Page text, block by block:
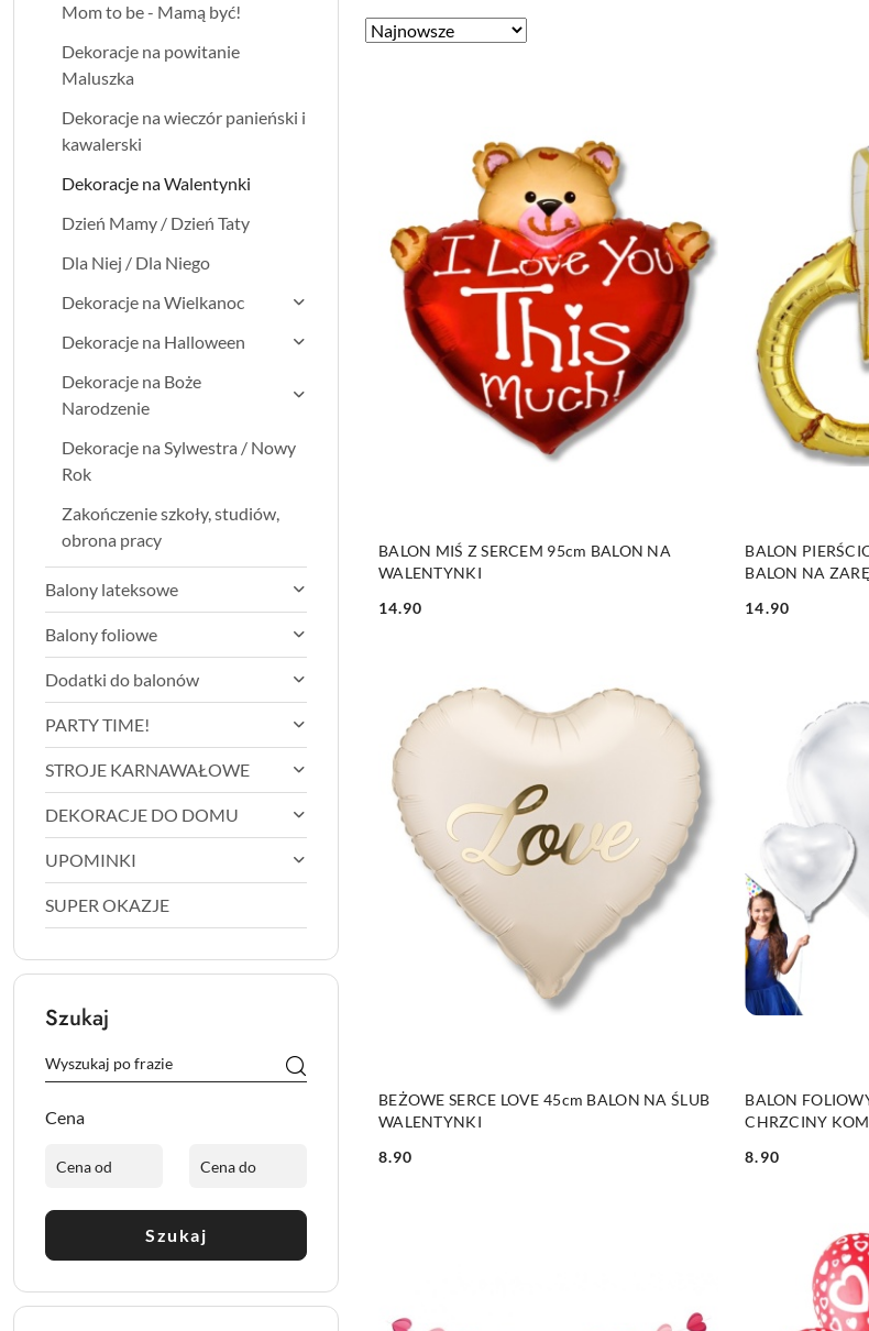
Mom to be - Mamą być!
Dekoracje na powitanie
Maluszka
Dekoracje na wieczór panieński i
kawalerski
Dekoracje na Walentynki
Dzień Mamy / Dzień Taty
Dla Niej / Dla Niego
Dekoracje na Wielkanoc
Dekoracje na Halloween
Dekoracje na Boże
Narodzenie
Dekoracje na Sylwestra / Nowy
Rok
Zakończenie szkoły, studiów,
obrona pracy
Balony lateksowe
Balony foliowe
Dodatki do balonów
PARTY TIME!
STROJE KARNAWAŁOWE
DEKORACJE DO DOMU
UPOMINKI
SUPER OKAZJE
Szukaj
Cena
Szukaj
Zastosowano
Sortuj
BALON MIŚ Z SERCEM 95cm BALON NA
WALENTYNKI
Cena:
14.90
BALON
BALON NA
Cena:
14.90
BEŻOWE SERCE LOVE 45cm BALON NA ŚLUB
WALENTYNKI
Cena:
8.90
BALON
CHRZCINY
Cena:
8.90